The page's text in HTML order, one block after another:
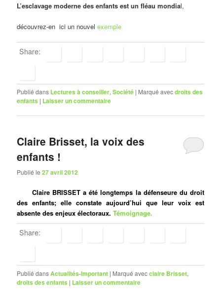
L’esclavage moderne des enfants est un fléau mondial,
découvrez-en ici un nouvelexemple
Share:
Publié dans Lectures à conseiller,Société | Marqué avecdroits des
enfants | Laisser un commentaire
Claire Brisset, la voix des
enfants !
Publié le27 avril 2012
Claire BRISSET a été longtemps la défenseure du droit
des enfants; elle constate aujourd’hui que leur voix est
absente des enjeux électoraux.Témoignage.
Share:
Publié dansActualités-Important | Marqué avecclaire Brisset,
droits des enfants | Laisser un commentaire